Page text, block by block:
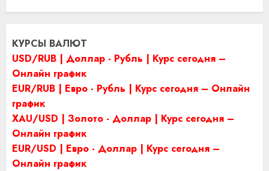
КУРСЫ ВАЛЮТ
USD/RUB | Доллар - Рубль | Курс сегодня –
Онлайн график
EUR/RUB | Евро - Рубль | Курс сегодня – Онлайн
график
XAU/USD | Золото - Доллар | Курс сегодня –
Онлайн график
EUR/USD | Евро - Доллар | Курс сегодня –
Онлайн график